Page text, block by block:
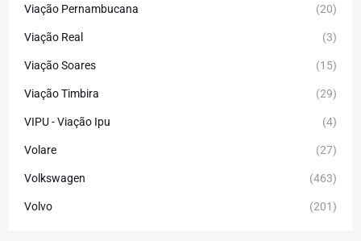
Viação Pernambucana (20)
Viação Real (3)
Viação Soares (15)
Viação Timbira (29)
VIPU - Viação Ipu (4)
Volare (27)
Volkswagen (463)
Volvo (201)